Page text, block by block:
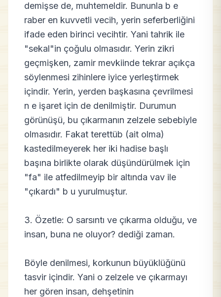
demişse de, muhtemeldir. Bununla b e
raber en kuvvetli vecih, yerin seferberliğini
ifade eden birinci vecihtir. Yani tahrik ile
"sekal"in çoğulu olmasıdır. Yerin zikri
geçmişken, zamir mevkiinde tekrar açıkça
söylenmesi zihinlere iyice yerleştirmek
içindir. Yerin, yerden başkasına çevrilmesi
n e işaret için de denilmiştir. Durumun
görünüşü, bu çıkarmanın zelzele sebebiyle
olmasıdır. Fakat terettüb (ait olma)
kastedilmeyerek her iki hadise başlı
başına birlikte olarak düşündürülmek için
"fa" ile atfedilmeyip bir altında vav ile
"çıkardı" b u yurulmuştur.
3. Özetle: O sarsıntı ve çıkarma olduğu, ve
insan, buna ne oluyor? dediği zaman.
Böyle denilmesi, korkunun büyüklüğünü
tasvir içindir. Yani o zelzele ve çıkarmayı
her gören insan, dehşetinin